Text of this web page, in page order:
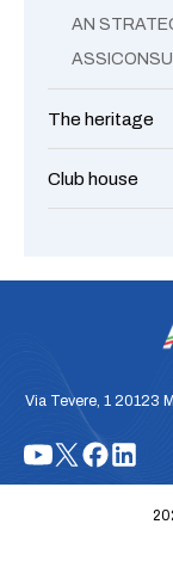
AN
The heritage
Club house
Via Tevere, 1 20123